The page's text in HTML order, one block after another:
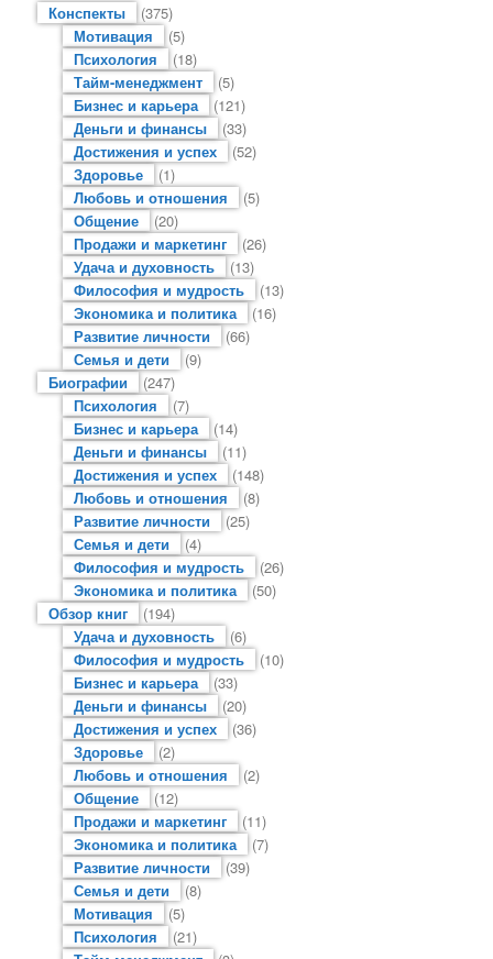
Конспекты
(375)
Мотивация
(5)
Психология
(18)
Тайм-менеджмент
(5)
Бизнес и карьера
(121)
Деньги и финансы
(33)
Достижения и успех
(52)
Здоровье
(1)
Любовь и отношения
(5)
Общение
(20)
Продажи и маркетинг
(26)
Удача и духовность
(13)
Философия и мудрость
(13)
Экономика и политика
(16)
Развитие личности
(66)
Семья и дети
(9)
Биографии
(247)
Психология
(7)
Бизнес и карьера
(14)
Деньги и финансы
(11)
Достижения и успех
(148)
Любовь и отношения
(8)
Развитие личности
(25)
Семья и дети
(4)
Философия и мудрость
(26)
Экономика и политика
(50)
Обзор книг
(194)
Удача и духовность
(6)
Философия и мудрость
(10)
Бизнес и карьера
(33)
Деньги и финансы
(20)
Достижения и успех
(36)
Здоровье
(2)
Любовь и отношения
(2)
Общение
(12)
Продажи и маркетинг
(11)
Экономика и политика
(7)
Развитие личности
(39)
Семья и дети
(8)
Мотивация
(5)
Психология
(21)